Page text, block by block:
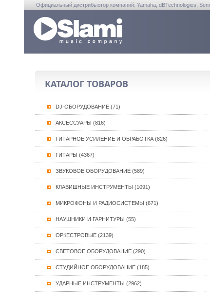
Официальный дистрибьютор компаний: Yamaha, dBTechnologies,
КАТАЛОГ ТОВАРОВ
DJ-ОБОРУДОВАНИЕ (71)
АКСЕССУАРЫ (816)
ГИТАРНОЕ УСИЛЕНИЕ И ОБРАБОТКА (826)
ГИТАРЫ (4367)
ЗВУКОВОЕ ОБОРУДОВАНИЕ (589)
КЛАВИШНЫЕ ИНСТРУМЕНТЫ (1091)
МИКРОФОНЫ И РАДИОСИСТЕМЫ (671)
НАУШНИКИ И ГАРНИТУРЫ (55)
ОРКЕСТРОВЫЕ (2139)
СВЕТОВОЕ ОБОРУДОВАНИЕ (290)
СТУДИЙНОЕ ОБОРУДОВАНИЕ (185)
УДАРНЫЕ ИНСТРУМЕНТЫ (2962)